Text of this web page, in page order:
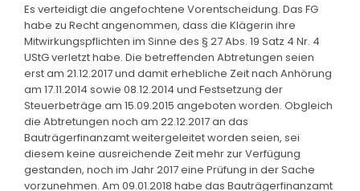
Es verteidigt die angefochtene Vorentscheidung. Das FG
habe zu Recht angenommen, dass die Klägerin ihre
Mitwirkungspflichten im Sinne des § 27 Abs. 19 Satz 4 Nr. 4
UStG verletzt habe. Die betreffenden Abtretungen seien
erst am 21.12.2017 und damit erhebliche Zeit nach Anhörung
am 17.11.2014 sowie 08.12.2014 und Festsetzung der
Steuerbeträge am 15.09.2015 angeboten worden. Obgleich
die Abtretungen noch am 22.12.2017 an das
Bauträgerfinanzamt weitergeleitet worden seien, sei
diesem keine ausreichende Zeit mehr zur Verfügung
gestanden, noch im Jahr 2017 eine Prüfung in der Sache
vorzunehmen. Am 09.01.2018 habe das Bauträgerfinanzamt